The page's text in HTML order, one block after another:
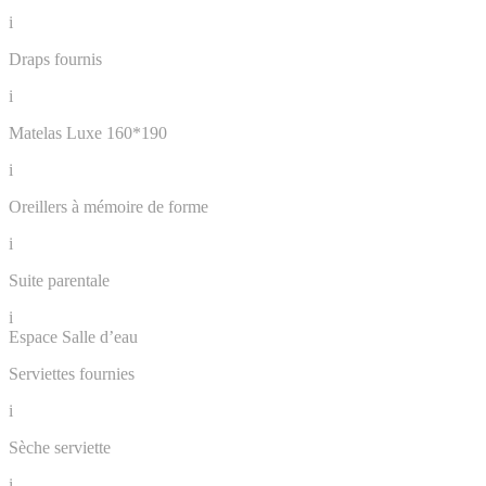
i
Draps fournis
i
Matelas Luxe 160*190
i
Oreillers à mémoire de forme
i
Suite parentale
i
Espace Salle d’eau
Serviettes fournies
i
Sèche serviette